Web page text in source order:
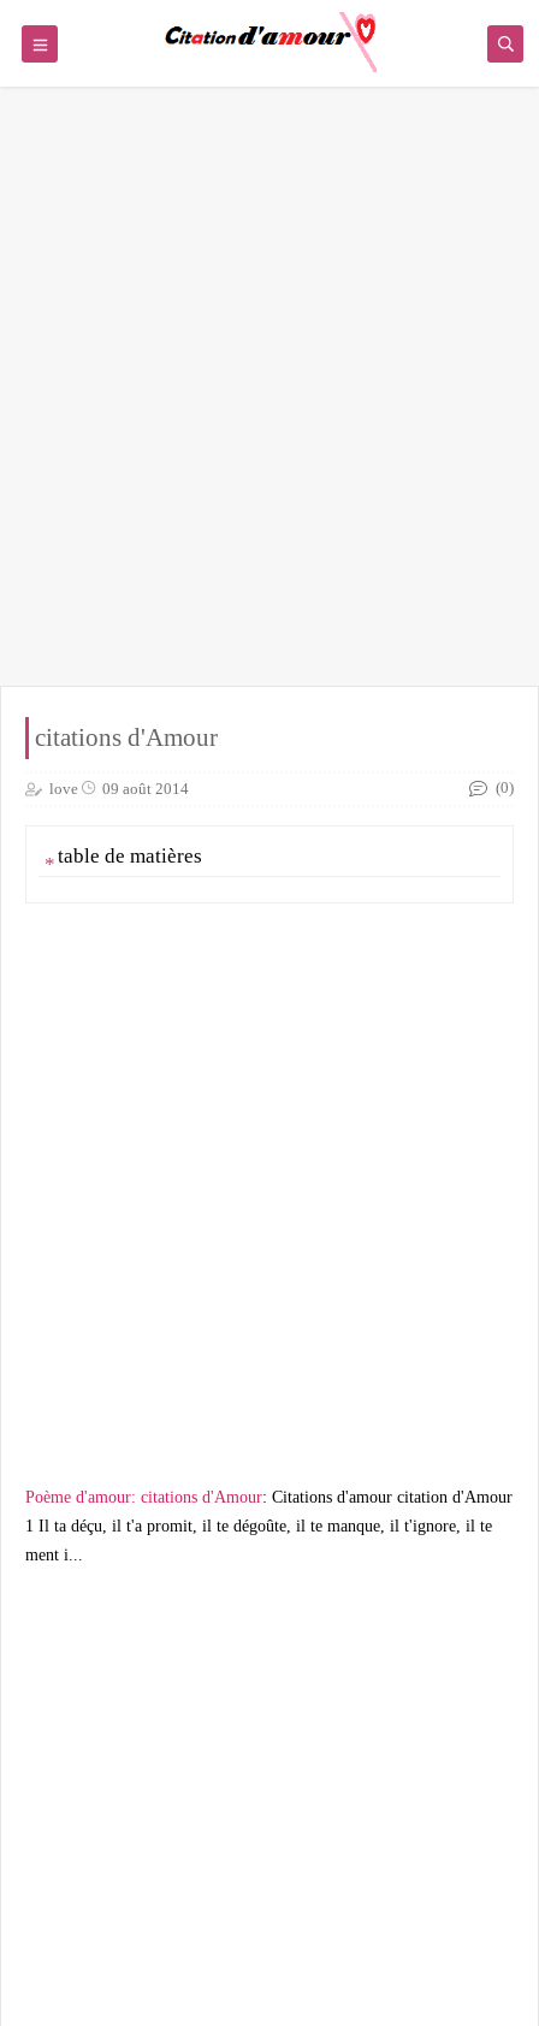
citations d'Amour
love 09 août 2014 (0)
table de matières
Poème d'amour: citations d'Amour: Citations d'amour citation d'Amour
1 Il ta déçu, il t'a promit, il te dégoûte, il te manque, il t'ignore, il te
ment i...